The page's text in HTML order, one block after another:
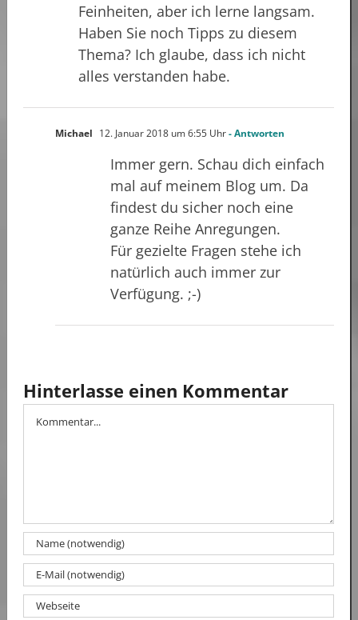
Feinheiten, aber ich lerne langsam.
Haben Sie noch Tipps zu diesem
Thema? Ich glaube, dass ich nicht
alles verstanden habe.
Michael 12. Januar 2018 um 6:55 Uhr- Antworten
Immer gern. Schau dich einfach
mal auf meinem Blog um. Da
findest du sicher noch eine
ganze Reihe Anregungen.
Für gezielte Fragen stehe ich
natürlich auch immer zur
Verfügung. ;-)
Hinterlasse einen Kommentar